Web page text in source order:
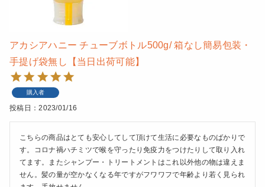
アカシアハニー チューブボトル500g/ 箱なし簡易包装・
手提げ袋無し【当日出荷可能】
購入者
投稿日 2023/01/16
こちらの商品はとても安心してして頂けて生活に必要なものばかりで
す。コロナ禍ハチミツで喉を守ったり免疫力をつけたりして取り入れ
てます。またシャンプー・トリートメントはこれ以外他の物は違えま
せん。髪の量が空かなくなる年ですがフワワフで年齢より若く見られ